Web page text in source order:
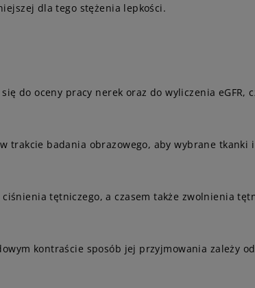
dla tego stężenia lepkości.
do oceny pracy nerek oraz do wyliczenia eGFR,
badania obrazowego, aby wybrane tkanki
tętniczego, a czasem także zwolnienia
kontraście sposób jej przyjmowania zależy